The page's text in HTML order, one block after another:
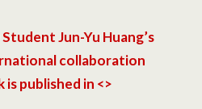
Student Jun-Yu Huang’s
collaboration
is published in <>